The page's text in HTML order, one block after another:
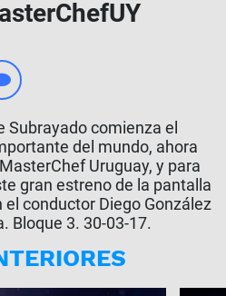
Subrayado comienza el
del mundo, ahora
Uruguay, y para
gran estreno de la pantalla
conductor Diego González
Bloque 3. 30-03-17.